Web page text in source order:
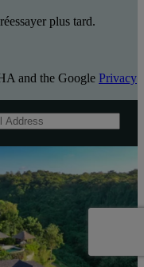
plus tard.
and the Google Privacy